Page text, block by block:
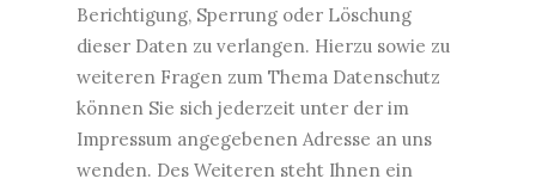
Berichtigung, Sperrung oder Löschung
dieser Daten zu verlangen. Hierzu sowie zu
weiteren Fragen zum Thema Datenschutz
können Sie sich jederzeit unter der im
Impressum angegebenen Adresse an uns
wenden. Des Weiteren steht Ihnen ein